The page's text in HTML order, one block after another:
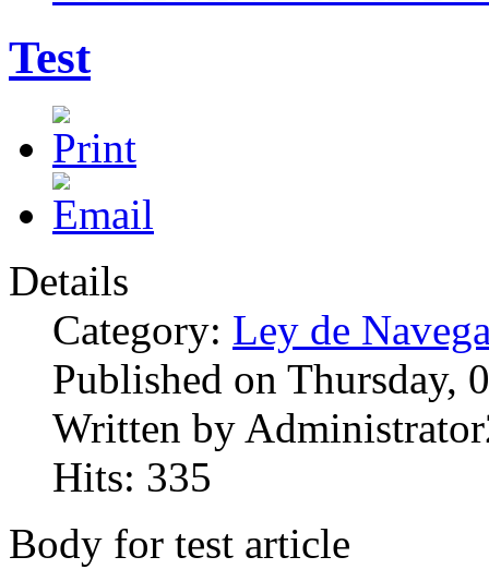
Test
Details
Category: Ley de
Published on Thursday,
Written by
Hits: 335
Body for test article